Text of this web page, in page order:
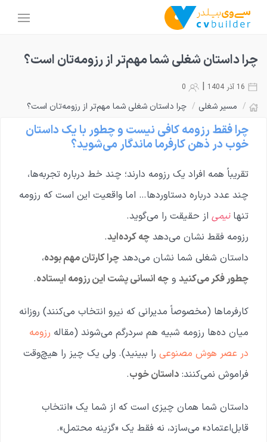
چرا داستان شغلی شما مهم‌تر از رزومه‌تان است؟
|
/ مسیر شغلی / چرا داستان شغلی شما مهم‌تر از رزومه‌تان است؟
چرا فقط رزومه کافی نیست و چطور با یک داستان
خوب در ذهن کارفرما ماندگار می‌شوید؟
تقریباً همه افراد یک رزومه دارند؛ چند خط درباره تجربه‌ها،
چند عدد درباره دستاوردها… اما واقعیت این است که رزومه
تنهانیمی از حقیقت را می‌گوید.
رزومه فقط نشان می‌دهد چه کرده‌اید.
داستان شغلی شما نشان می‌دهد چرا کارتان مهم بوده،
چطور فکر می‌کنید و چه انسانی پشت این رزومه ایستاده.
کارفرماها (مخصوصاً مدیرانی که نیرو انتخاب می‌کنند) روزانه
میان ده‌ها رزومه شبیه هم سردرگم می‌شوند (مقاله رزومه
در عصر هوش مصنوعی را ببینید). ولی یک چیز را هیچ‌وقت
فراموش نمی‌کنند: داستان خوب.
داستان شما همان چیزی است که از شما یک «انتخاب
قابل‌اعتماد» می‌سازد، نه فقط یک «گزینه محتمل».